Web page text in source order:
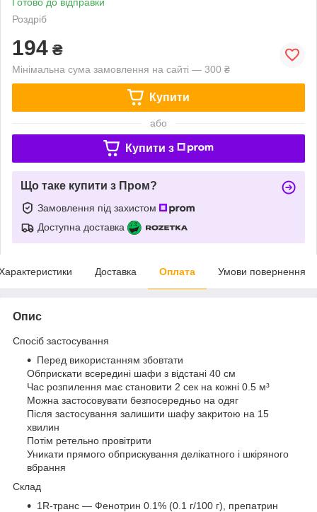
Роздріб
194 ₴
Мінімальна сума замовлення на сайті — 300 ₴
Купити
або
Купити з
Що таке купити з Пром?
Замовлення під захистом
Доступна доставка
Доставка Оплата Умови повернення
Опис
Спосіб застосування
Перед використанням збовтати
Обприскати всередині шафи з відстані 40 см
Час розпилення має становити 2 сек на кожні 0.5 м³
Можна застосовувати безпосередньо на одяг
Після застосування залишити шафу закритою на 15
хвилин
Потім ретельно провітрити
Уникати прямого обприскування делікатного і шкіряного
вбрання
Склад
1R-транс — Фенотрин 0.1% (0.1 г/100 г), препатрин